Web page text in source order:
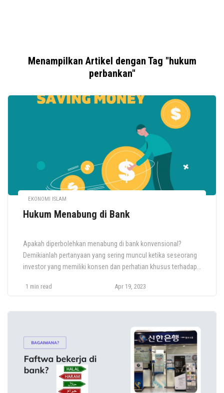
Menampilkan Artikel dengan Tag "hukum
perbankan"
EKONOMI ISLAM
Hukum Menabung di Bank
Apakah diperbolehkan menabung di bank konvensional?
Demikianlah pertanyaan yang sering muncul ketika seseorang
investor yang memiliki konsen dan perhatian khusus terhadap
bunga (riba) tidak diperbolehkan dalam rekening tabungan
adalah bahwa rekening tabungan harus sesuai dengan Syariah
1 min read Apr 19, 2023